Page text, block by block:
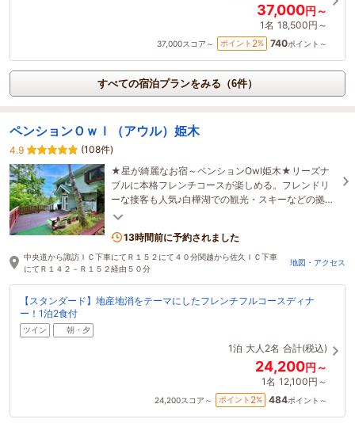
37,000円～
1名 18,500円～
37,000スコア～ ポイント 2% 740ポイント～
すべての宿泊プランをみる（6件）
ペンションＯｗｌ（アウル）姫木
4.9
(108件)
★星が綺麗なお宿～ペンションOwl姫木★リーズナ
ブルに本格フレンチコースが楽しめる。フレンドリ
ーな接客も人気♪白樺湖での観光・スキーなどの拠点
に！白樺湖ファミリーランド約15分（割引券あり♪）
13時間前に予約されました
中央道から諏訪ＩＣ下車にてＲ１５２にて４０分関越から佐久ＩＣ下車
にてＲ１４２－Ｒ１５２経由５０分
地図・アクセス
【スタンダード】地産地消をテーマにしたフレンチフルコースディナ
ー！1泊2食付
ツイン 朝・夕
1泊 大人2名 合計(税込)
24,200円～
1名 12,100円～
24,200スコア～ ポイント 2% 484ポイント～